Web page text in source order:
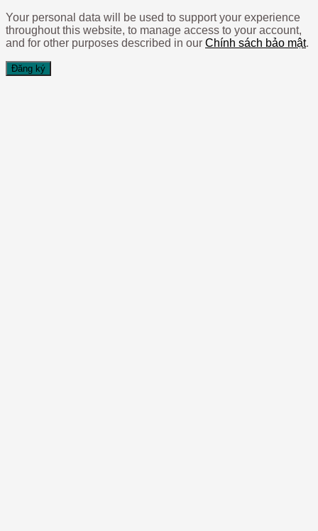
Your personal data will be used to support your experience
throughout this website, to manage access to your account,
and for other purposes described in our Chính sách bảo mật.
Đăng ký